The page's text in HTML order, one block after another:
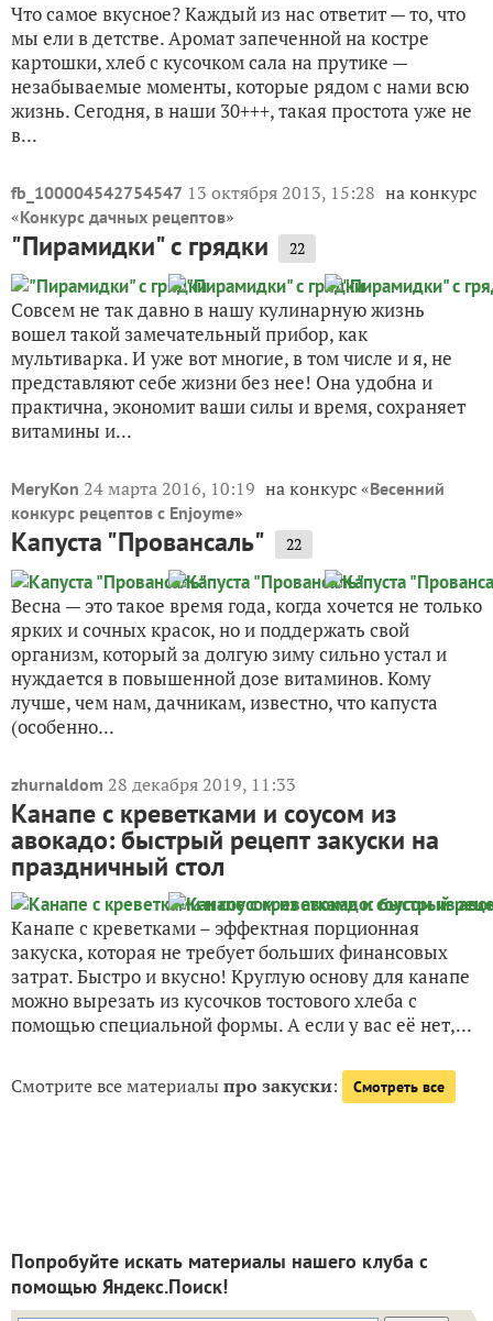
Что самое вкусное? Каждый из нас ответит — то, что
мы ели в детстве. Аромат запеченной на костре
картошки, хлеб с кусочком сала на прутике —
незабываемые моменты, которые рядом с нами всю
жизнь. Сегодня, в наши 30+++, такая простота уже не
в...
fb_100004542754547 13 октября 2013, 15:28 на конкурс
«Конкурс дачных рецептов»
"Пирамидки" с грядки 22
Совсем не так давно в нашу кулинарную жизнь
вошел такой замечательный прибор, как
мультиварка. И уже вот многие, в том числе и я, не
представляют себе жизни без нее! Она удобна и
практична, экономит ваши силы и время, сохраняет
витамины и...
MeryKon 24 марта 2016, 10:19 на конкурс «Весенний
конкурс рецептов с Enjoyme»
Капуста "Провансаль" 22
Весна — это такое время года, когда хочется не только
ярких и сочных красок, но и поддержать свой
организм, который за долгую зиму сильно устал и
нуждается в повышенной дозе витаминов. Кому
лучше, чем нам, дачникам, известно, что капуста
(особенно...
zhurnaldom 28 декабря 2019, 11:33
Канапе с креветками и соусом из
авокадо: быстрый рецепт закуски на
праздничный стол
Канапе с креветками – эффектная порционная
закуска, которая не требует больших финансовых
затрат. Быстро и вкусно! Круглую основу для канапе
можно вырезать из кусочков тостового хлеба с
помощью специальной формы. А если у вас её нет,...
Смотрите все материалыпро закуски: Смотреть все
Попробуйте искать материалы нашего клуба с
помощью Яндекс.Поиск!